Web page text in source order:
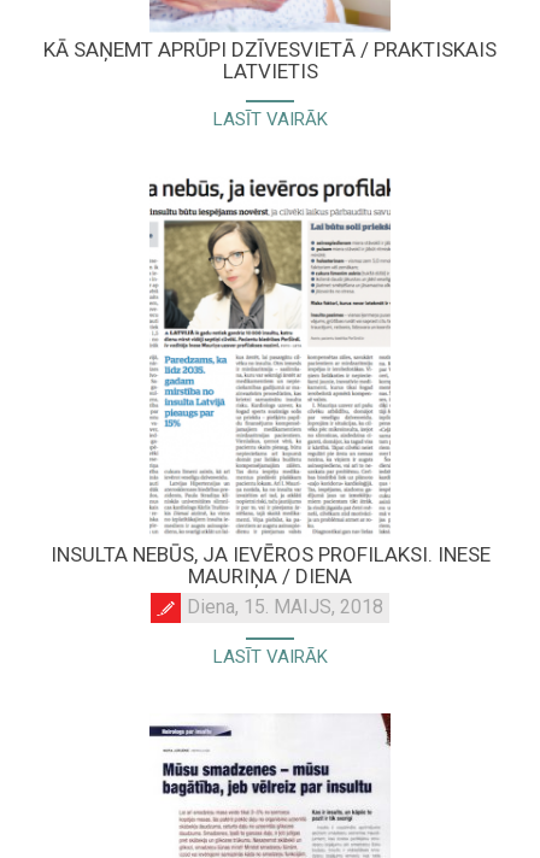
KĀ SAŅEMT APRŪPI DZĪVESVIETĀ / PRAKTISKAIS
LATVIETIS
LASĪT VAIRĀK
INSULTA NEBŪS, JA IEVĒROS PROFILAKSI. INESE
MAURIŅA / DIENA
Diena, 15. MAIJS, 2018
LASĪT VAIRĀK